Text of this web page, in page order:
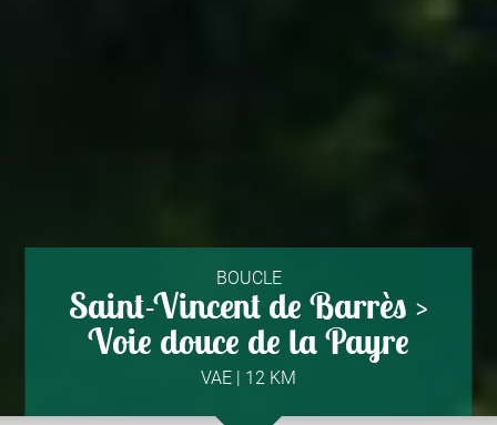
BOUCLE
Saint-Vincent de Barrès >
Voie douce de la Payre
VAE | 12 KM